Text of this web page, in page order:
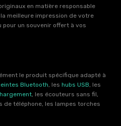
en matière responsable
meilleure impression de votre
pour un souvenir offert à vos
le produit spécifique adapté à
Bluetooth , les hubs USB , les
, les écouteurs sans fil,
de téléphone, les lampes torches